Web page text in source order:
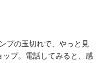
プの玉切れで、やっと見
プ。電話してみると、感